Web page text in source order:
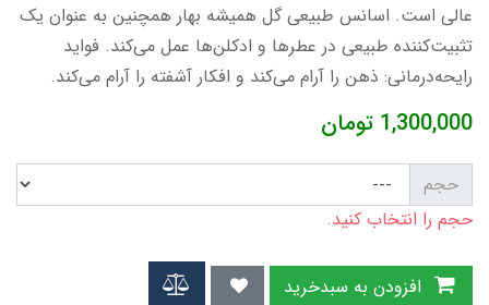
عالی است. اسانس طبیعی گل همیشه بهار همچنین به عنوان یک
تثبیت‌کننده طبیعی در عطرها و ادکلن‌ها عمل می‌کند. فواید
رایحه‌درمانی: ذهن را آرام می‌کند و افکار آشفته را آرام می‌کند.
1,300,000 تومان
حجم
حجم را انتخاب کنید.